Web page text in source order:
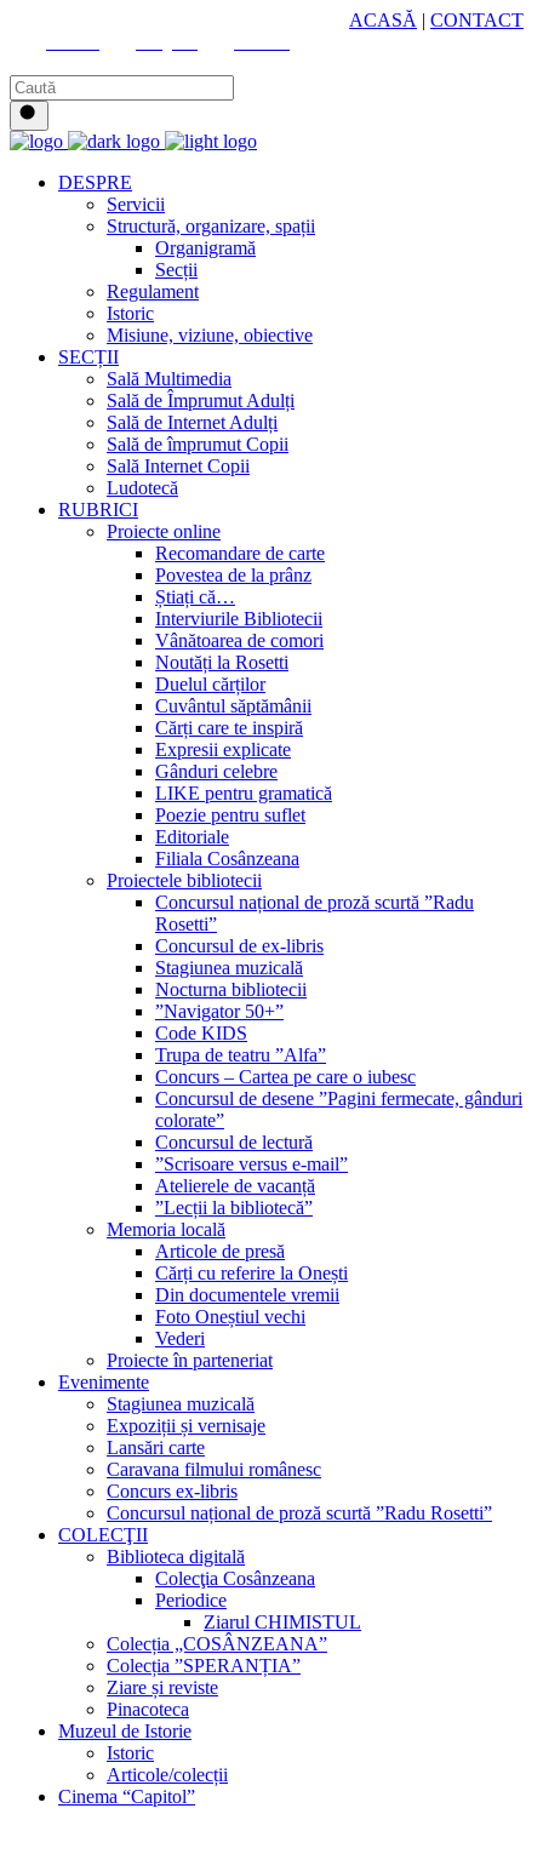
ACASĂ | CONTACT
DESPRE
Servicii
Structură, organizare, spații
Organigramă
Secții
Regulament
Istoric
Misiune, viziune, obiective
SECȚII
Sală Multimedia
Sală de Împrumut Adulți
Sală de Internet Adulți
Sală de împrumut Copii
Sală Internet Copii
Ludotecă
RUBRICI
Proiecte online
Recomandare de carte
Povestea de la prânz
Știați că…
Interviurile Bibliotecii
Vânătoarea de comori
Noutăți la Rosetti
Duelul cărților
Cuvântul săptămânii
Cărți care te inspiră
Expresii explicate
Gânduri celebre
LIKE pentru gramatică
Poezie pentru suflet
Editoriale
Filiala Cosânzeana
Proiectele bibliotecii
Concursul național de proză scurtă ”Radu
Rosetti”
Concursul de ex-libris
Stagiunea muzicală
Nocturna bibliotecii
”Navigator 50+”
Code KIDS
Trupa de teatru ”Alfa”
Concurs – Cartea pe care o iubesc
Concursul de desene ”Pagini fermecate, gânduri
colorate”
Concursul de lectură
”Scrisoare versus e-mail”
Atelierele de vacanță
”Lecții la bibliotecă”
Memoria locală
Articole de presă
Cărți cu referire la Onești
Din documentele vremii
Foto Oneștiul vechi
Vederi
Proiecte în parteneriat
Evenimente
Stagiunea muzicală
Expoziții și vernisaje
Lansări carte
Caravana filmului românesc
Concurs ex-libris
Concursul național de proză scurtă ”Radu Rosetti”
COLECŢII
Biblioteca digitală
Colecţia Cosânzeana
Periodice
Ziarul CHIMISTUL
Colecția „COSÂNZEANA”
Colecția ”SPERANȚIA”
Ziare și reviste
Pinacoteca
Muzeul de Istorie
Istoric
Articole/colecții
Cinema “Capitol”